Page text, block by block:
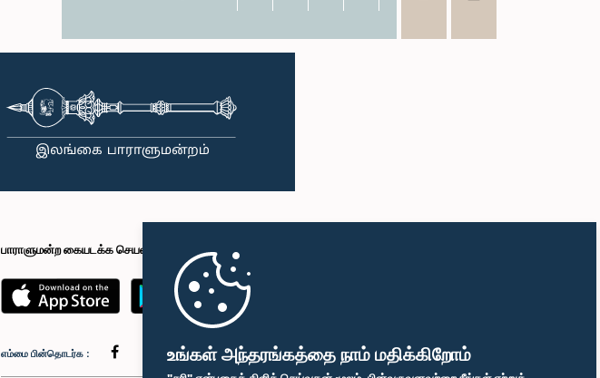
உங்கள் அந்தரங்கத்தை நாம் மதிக்கிறோம்
பாராளுமன்ற கையடக்க செயலி
எம்மை பின்தொடர்க :